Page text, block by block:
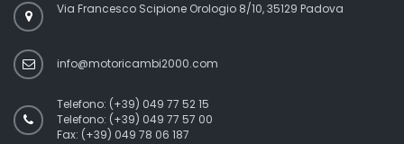
Via Francesco Scipione Orologio 8/10, 35129 Padova
info@motoricambi2000.com
Telefono: (+39) 049 77 52 15
Telefono: (+39) 049 77 57 00
Fax: (+39) 049 78 06 187